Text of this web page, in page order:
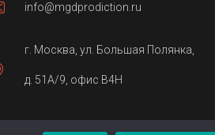
info@mgdprodiction.ru
г. Москва, ул. Большая Полянка,
д. 51А/9, офис В4Н